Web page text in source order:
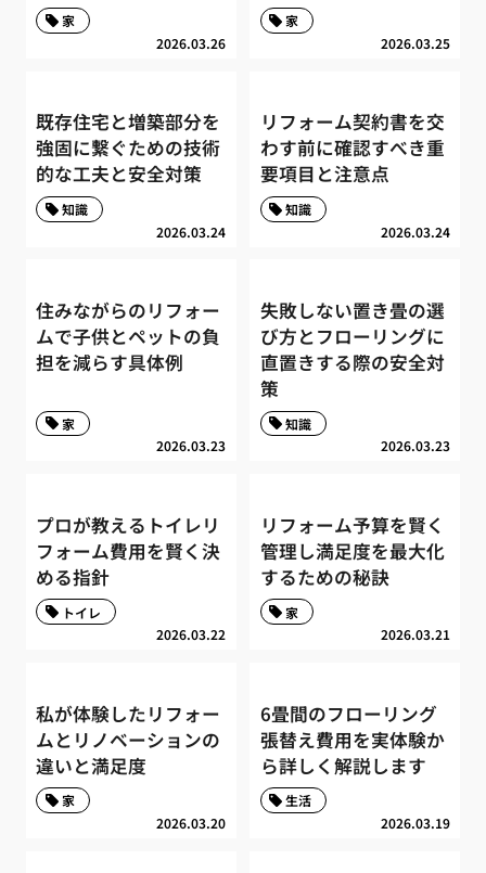
2026.03.26
家
2026.03.25
家
既存住宅と増築部分を
強固に繋ぐための技術
的な工夫と安全対策
2026.03.24
知識
リフォーム契約書を交
わす前に確認すべき重
要項目と注意点
2026.03.24
知識
住みながらのリフォー
ムで子供とペットの負
担を減らす具体例
2026.03.23
家
失敗しない置き畳の選
び方とフローリングに
直置きする際の安全対
策
2026.03.23
知識
プロが教えるトイレリ
フォーム費用を賢く決
める指針
2026.03.22
トイレ
リフォーム予算を賢く
管理し満足度を最大化
するための秘訣
2026.03.21
家
私が体験したリフォー
ムとリノベーションの
違いと満足度
2026.03.20
家
6畳間のフローリング
張替え費用を実体験か
ら詳しく解説します
2026.03.19
生活